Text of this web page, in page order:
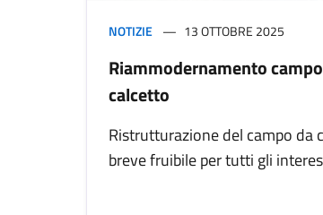
NOTIZIE 13 OTTOBRE 2025
Riammodernamento
calcetto
Ristrutturazione del campo da
breve fruibile per tutti gli